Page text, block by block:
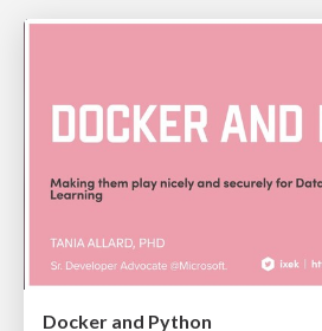
Docker and Python